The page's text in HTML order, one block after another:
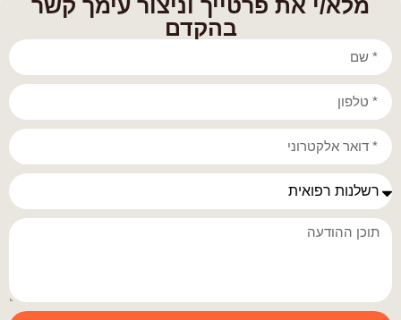
מלא/י את פרטייך וניצור עימך קשר
בהקדם